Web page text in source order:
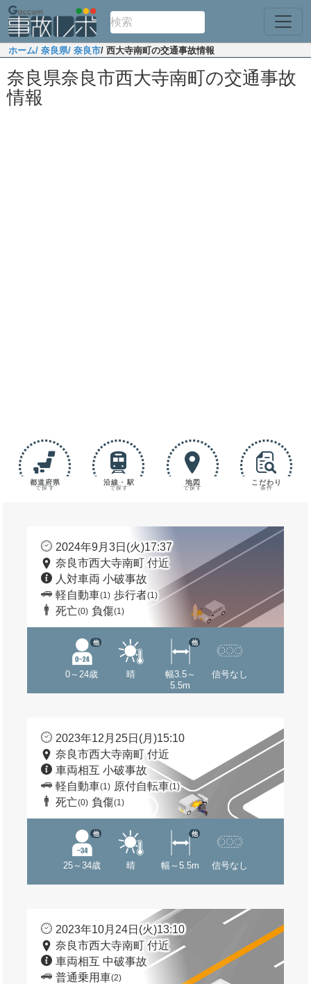
ホーム/ 奈良県/ 奈良市/ 西大寺南町の交通事故情報
奈良県奈良市西大寺南町の交通事故
情報
都道府県
で探す
沿線・駅
で探す
地図
で探す
こだわり
条件
2024年9月3日(火)17:37
奈良市西大寺南町 付近
人対車両 小破事故
軽自動車(1) 歩行者(1)
死亡(0) 負傷(1)
0～24歳
他
晴
幅3.5～
5.5m
他
信号なし
2023年12月25日(月)15:10
奈良市西大寺南町 付近
車両相互 小破事故
軽自動車(1) 原付自転車(1)
死亡(0) 負傷(1)
25～34歳
他
晴 幅～5.5m
他
信号なし
2023年10月24日(火)13:10
奈良市西大寺南町 付近
車両相互 中破事故
普通乗用車(2)